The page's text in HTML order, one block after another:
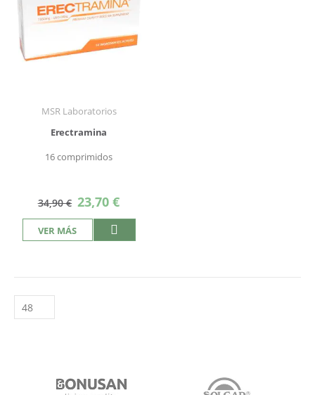
MSR Laboratorios
Erectramina
16 comprimidos
34,90 € Precio
especial
23,70 €
VER MÁS